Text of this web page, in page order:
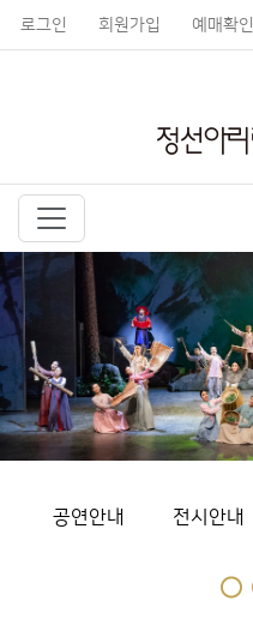
로그인 회원가입 예매확인
공연안내 전시안내